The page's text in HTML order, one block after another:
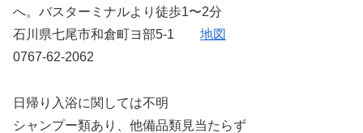
へ。バスターミナルより徒歩1〜2分
石川県七尾市和倉町ヨ部5-1 地図
0767-62-2062
日帰り入浴に関しては不明
シャンプー類あり、他備品類見当たらず